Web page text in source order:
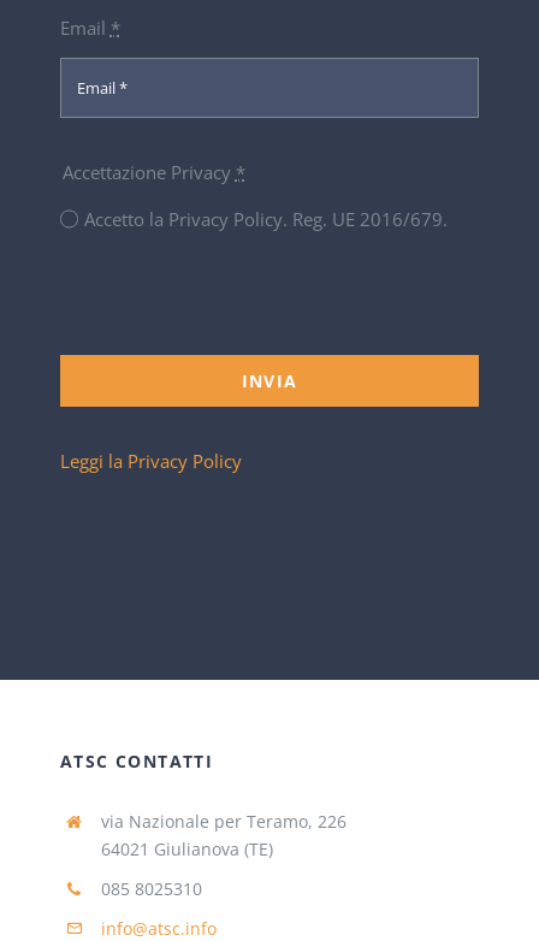
Email *
Accettazione Privacy *
Accetto la Privacy Policy. Reg. UE 2016/679.
INVIA
Leggi la Privacy Policy
ATSC CONTATTI
via Nazionale per Teramo, 226
64021 Giulianova (TE)
085 8025310
info@atsc.info